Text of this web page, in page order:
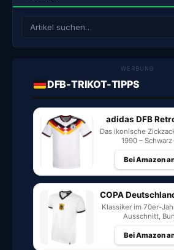
WERBUNG
DFB-TRIKOT-TIPPS
adidas DFB
Das ikonische
1990 –
Bei Amazon
COPA
Klassiker im 70er-
Ausschnitt,
Bei Amazon